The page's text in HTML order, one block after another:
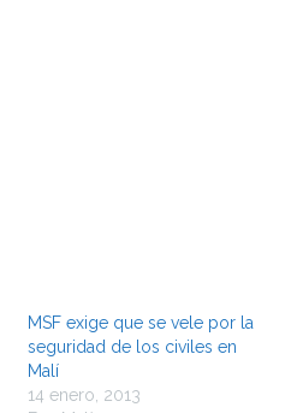
MSF exige que se vele por la
seguridad de los civiles en
Malí
14 enero, 2013